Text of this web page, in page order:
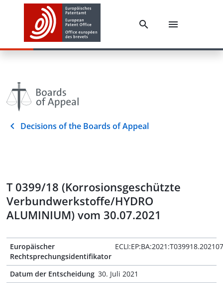
Decisions of the Boards of Appeal
T 0399/18 (Korrosionsgeschützte
Verbundwerkstoffe/HYDRO
ALUMINIUM) vom 30.07.2021
Europäischer
Rechtsprechungsidentifikator
Datum der Entscheidung 30. Juli 2021